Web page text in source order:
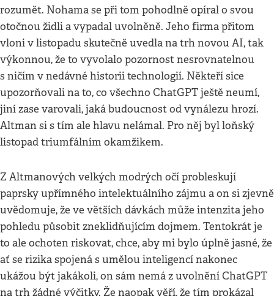
rozumět. Nohama se při tom pohodlně opíral o svou
otočnou židli a vypadal uvolněně. Jeho firma přitom
vloni v listopadu skutečně uvedla na trh novou AI, tak
výkonnou, že to vyvolalo pozornost nesrovnatelnou
s ničím v nedávné historii technologií. Někteří sice
upozorňovali na to, co všechno ChatGPT ještě neumí,
jiní zase varovali, jaká budoucnost od vynálezu hrozí.
Altman si s tím ale hlavu nelámal. Pro něj byl loňský
listopad triumfálním okamžikem.
Z Altmanových velkých modrých očí probleskují
paprsky upřímného intelektuálního zájmu a on si zjevně
uvědomuje, že ve větších dávkách může intenzita jeho
pohledu působit zneklidňujícím dojmem. Tentokrát je
to ale ochoten riskovat, chce, aby mi bylo úplně jasné, že
ať se rizika spojená s umělou inteligencí nakonec
ukážou být jakákoli, on sám nemá z uvolnění ChatGPT
na trh žádné výčitky. Že naopak věří, že tím prokázal